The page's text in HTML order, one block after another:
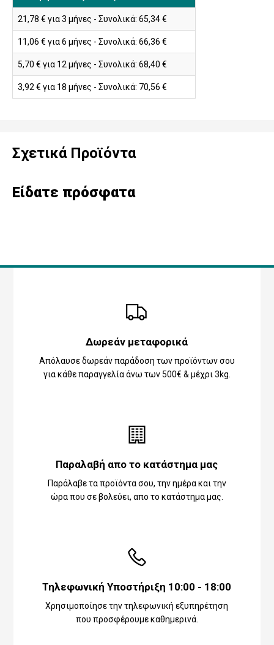
21,78 € για 3 μήνες - Συνολικά: 65,34 €
11,06 € για 6 μήνες - Συνολικά: 66,36 €
5,70 € για 12 μήνες - Συνολικά: 68,40 €
3,92 € για 18 μήνες - Συνολικά: 70,56 €
Σχετικά Προϊόντα
Είδατε πρόσφατα
Δωρεάν μεταφορικά
Απόλαυσε δωρεάν παράδοση των προϊόντων σου
για κάθε παραγγελία άνω των 500€ & μέχρι 3kg.
Παραλαβή απο το κατάστημα μας
Παράλαβε τα προϊόντα σου, την ημέρα και την
ώρα που σε βολεύει, απο το κατάστημα μας.
Τηλεφωνική Υποστήριξη 10:00 - 18:00
Χρησιμοποίησε την τηλεφωνική εξυπηρέτηση
που προσφέρουμε καθημερινά.